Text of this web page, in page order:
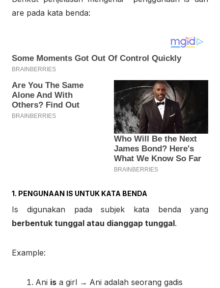
are pada kata benda:
1. PENGUNAAN IS UNTUK KATA BENDA
Is digunakan pada subjek kata benda yang
berbentuk tunggal atau dianggap tunggal.
Example:
Ani is a girl → Ani adalah seorang gadis